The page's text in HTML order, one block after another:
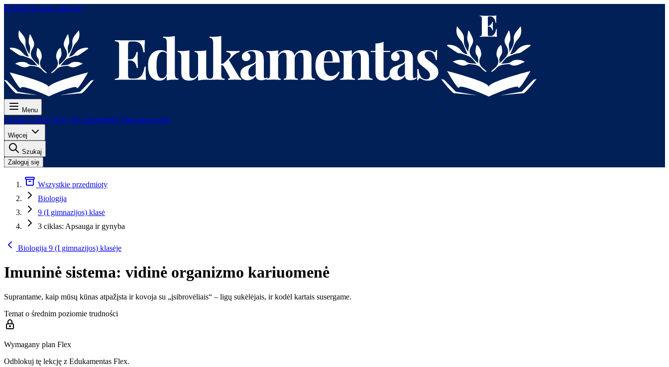
Przejdź do treści głównej
Menu
Cennik Lekcje Testy Do egzaminów Dla nauczycieli
Więcej
Szukaj
Zaloguj się
Wszystkie przedmioty
Biologija
9 (I gimnazijos) klasė
3 ciklas: Apsauga ir gynyba
Biologija 9 (I gimnazijos) klasėje
Imuninė sistema: vidinė organizmo kariuomenė
Suprantame, kaip mūsų kūnas atpažįsta ir kovoja su „įsibrovėliais“ – ligų sukėlėjais, ir kodėl kartais susergame.
Temat o średnim poziomie trudności
Wymagany plan Flex
Odblokuj tę lekcję z Edukamentas Flex.